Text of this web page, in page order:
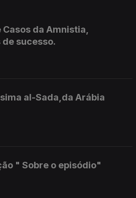
da Amnistia,
sucesso.
al-Sada,da Arábia
" Sobre o episódio"